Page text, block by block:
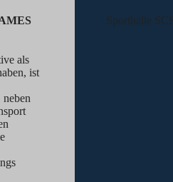
Sporthalle
als
ist